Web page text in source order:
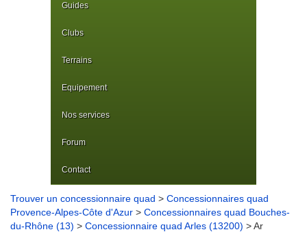
Guides
Clubs
Terrains
Equipement
Nos services
Forum
Contact
Trouver un concessionnaire quad > Concessionnaires quad
Provence-Alpes-Côte d'Azur > Concessionnaires quad Bouches-
du-Rhône (13) > Concessionnaire quad Arles (13200) > Ar